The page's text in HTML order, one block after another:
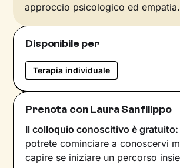
approccio psicologico ed empatia.
Disponibile per
Terapia individuale
Prenota con Laura Sanfilippo
Il colloquio conoscitivo è gratuito:
potrete cominciare a conoscervi
capire se iniziare un percorso